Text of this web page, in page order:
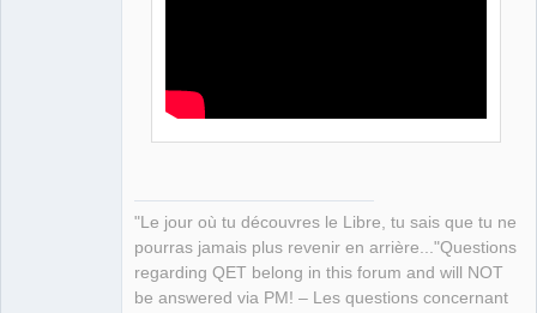
"Le jour où tu découvres le Libre, tu sais que tu ne
pourras jamais plus revenir en arrière..."Questions
regarding QET belong in this forum and will NOT
be answered via PM! – Les questions concernant